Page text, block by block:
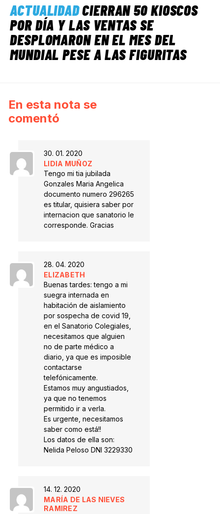
ACTUALIDADCIERRAN 50 KIOSCOS
POR DÍA Y LAS VENTAS SE
DESPLOMARON EN EL MES DEL
MUNDIAL PESE A LAS FIGURITAS
En esta nota se
comentó
30. 01. 2020
LIDIA MUÑOZ
Tengo mi tia jubilada
Gonzales Maria Angelica
documento numero 296265
es titular, quisiera saber por
internacion que sanatorio le
corresponde. Gracias
28. 04. 2020
ELIZABETH
Buenas tardes: tengo a mi
suegra internada en
habitación de aislamiento
por sospecha de covid 19,
en el Sanatorio Colegiales,
necesitamos que alguien
no de parte médico a
diario, ya que es imposible
contactarse
telefónicamente.
Estamos muy angustiados,
ya que no tenemos
permitido ir a verla.
Es urgente, necesitamos
saber como está!!
Los datos de ella son:
Nelida Peloso DNI 3229330
14. 12. 2020
MARÍA DE LAS NIEVES
RAMIREZ